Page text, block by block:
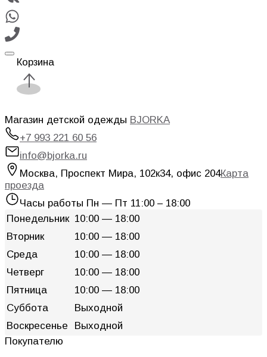
Корзина
Магазин детской одежды BJORKA
+7 993 221 60 56
info@bjorka.ru
Москва, Проспект Мира, 102к34, офис 204Карта
проезда
Часы работы Пн — Пт 11:00 – 18:00
Понедельник 10:00 — 18:00
Вторник
10:00 — 18:00
Среда
10:00 — 18:00
Четверг
10:00 — 18:00
Пятница
10:00 — 18:00
Суббота
Выходной
Воскресенье
Выходной
Покупателю